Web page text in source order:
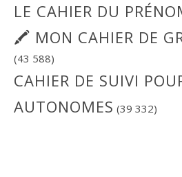
LE CAHIER DU
🖍 MON CAHIER DE
(43 588)
CAHIER DE SUIVI
AUTONOMES (39 332)